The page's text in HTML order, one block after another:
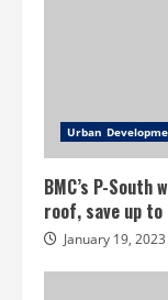
Urban
BMC’s P-
roof, save up
January 19, 2023